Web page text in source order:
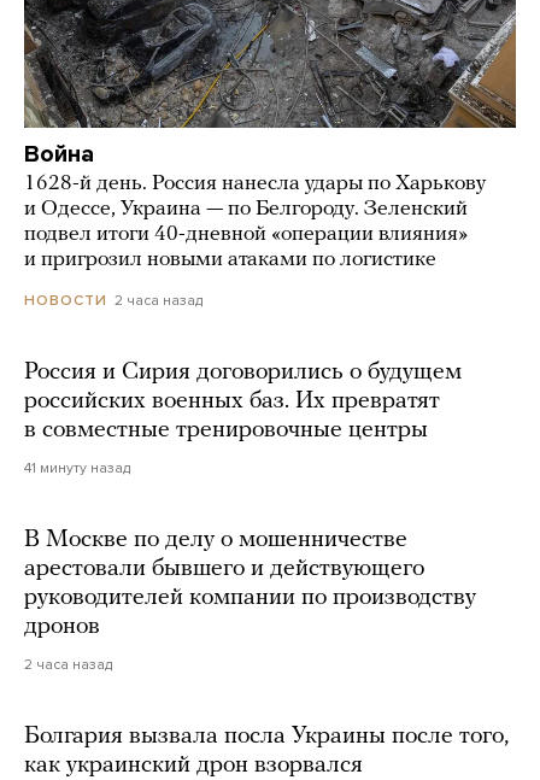
Война
1628-й день. Россия нанесла удары по Харькову
и Одессе, Украина — по Белгороду. Зеленский
подвел итоги 40-дневной «операции влияния»
и пригрозил новыми атаками по логистике
НОВОСТИ 2 часа назад
Россия и Сирия договорились о будущем
российских военных баз. Их превратят
в совместные тренировочные центры
41 минуту назад
В Москве по делу о мошенничестве
арестовали бывшего и действующего
руководителей компании по производству
дронов
2 часа назад
Болгария вызвала посла Украины после того,
как украинский дрон взорвался